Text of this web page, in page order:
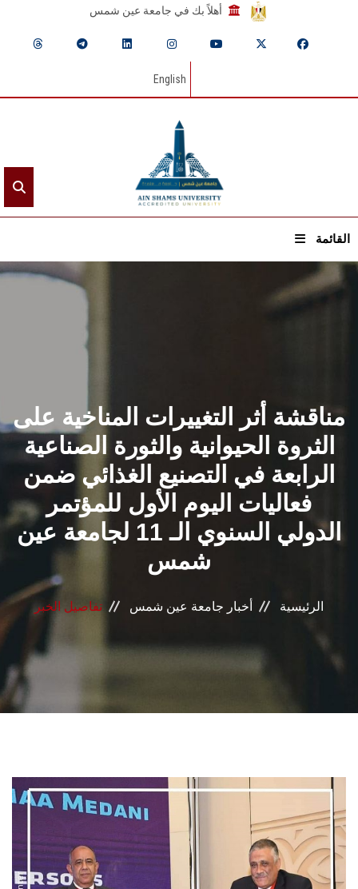
أهلاً بك في جامعة عين شمس
English
القائمة
الرئيسيـة
الشئون الأكاديمية
البحث العلمي
الرعاية الصحية
المراكز والوحدات
الأنظمة الذكية
تواصل معنا
الدراسات العليا
الخريجين
مناقشة أثر التغييرات المناخية على
الثروة الحيوانية والثورة الصناعية
الرابعة في التصنيع الغذائي ضمن
فعاليات اليوم الأول للمؤتمر
الدولي السنوي الـ 11 لجامعة عين
شمس
الرئيسية أخبار جامعة عين شمس تفاصيل الخبر